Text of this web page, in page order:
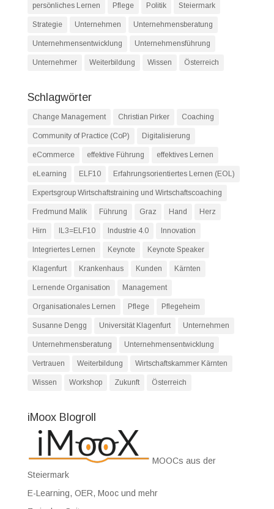
persönliches Lernen Pflege Politik Steiermark
Strategie Unternehmen Unternehmensberatung
Unternehmensentwicklung Unternehmensführung
Unternehmer Weiterbildung Wissen Österreich
Schlagwörter
Change Management Christian Pirker Coaching
Community of Practice (CoP) Digitalisierung
eCommerce effektive Führung effektives Lernen
eLearning ELF10 Erfahrungsorientiertes Lernen (EOL)
Expertsgroup Wirtschaftstraining und Wirtschaftscoaching
Fredmund Malik Führung Graz Hand Herz
Hirn IL3=ELF10 Industrie 4.0 Innovation
Integriertes Lernen Keynote Keynote Speaker
Klagenfurt Krankenhaus Kunden Kärnten
Lernende Organisation Management
Organisationales Lernen Pflege Pflegeheim
Susanne Dengg Universität Klagenfurt Unternehmen
Unternehmensberatung Unternehmensentwicklung
Vertrauen Weiterbildung Wirtschaftskammer Kärnten
Wissen Workshop Zukunft Österreich
iMoox Blogroll
MOOCs aus der
Steiermark
E-Learning, OER, Mooc und mehr